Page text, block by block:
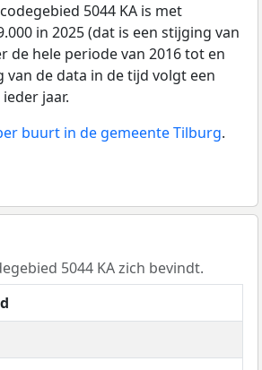
5044 KA is met
in 2025 (dat is een stijging van
de hele periode van 2016 tot en
van de data in de tijd volgt een
jaar.
buurt in de gemeente Tilburg.
5044 KA zich bevindt.